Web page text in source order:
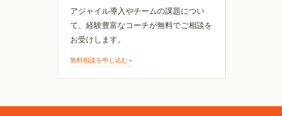
アジャイル導入やチームの課題につい
て、経験豊富なコーチが無料でご相談を
お受けします。
無料相談を申し込む